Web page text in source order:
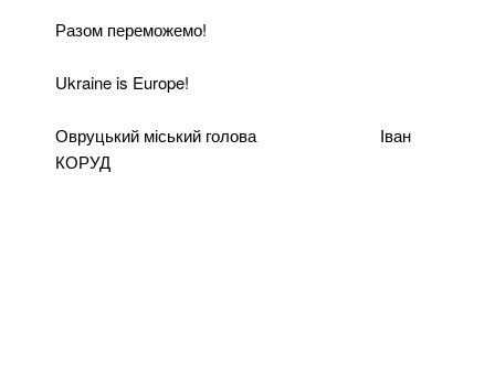
Разом переможемо!
Ukraine is Europe!
Овруцький міський голова Іван
КОРУД